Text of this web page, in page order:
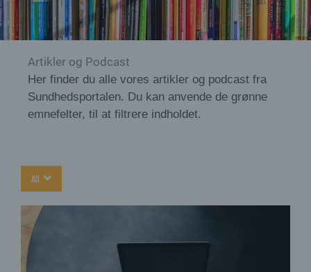
Artikler og Podcast
Her finder du alle vores artikler og podcast fra
Sundhedsportalen. Du kan anvende de grønne
emnefelter, til at filtrere indholdet.
All